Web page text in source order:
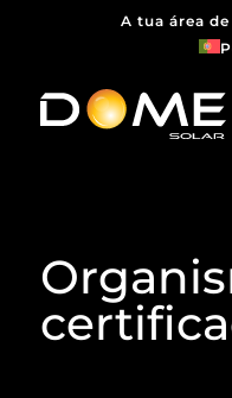
A tua área